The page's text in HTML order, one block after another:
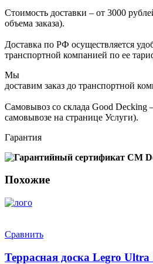
Стоимость доставки – от 3000
объема заказа).
Доставка по РФ осуществляется
транспортной компанией по ее
Мы
доставим заказ до транспортной
Самовывоз со склада Good Decking
самовывозе на странице Услуги).
Гарантия
Похожие
Сравнить
Террасная доска Legro